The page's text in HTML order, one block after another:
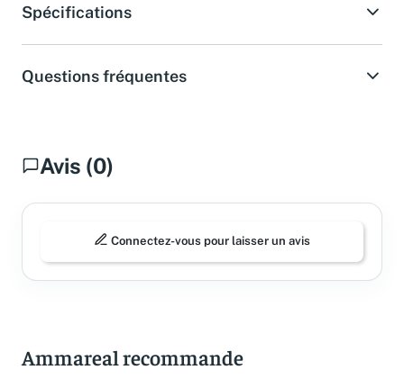
Spécifications
Questions fréquentes
Avis (0)
Ammareal recommande